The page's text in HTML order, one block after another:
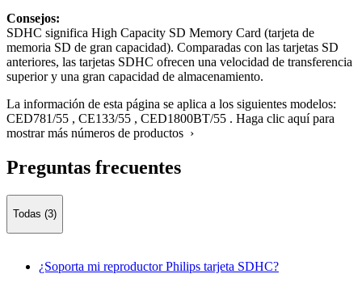
Consejos:
SDHC significa High Capacity SD Memory Card (tarjeta de
memoria SD de gran capacidad). Comparadas con las tarjetas SD
anteriores, las tarjetas SDHC ofrecen una velocidad de transferencia
superior y una gran capacidad de almacenamiento.
La información de esta página se aplica a los siguientes modelos:
CED781/55 , CE133/55 , CED1800BT/55 . Haga clic aquí para
mostrar más números de productos ›
Preguntas frecuentes
Todas (3)
¿Soporta mi reproductor Philips tarjeta SDHC?